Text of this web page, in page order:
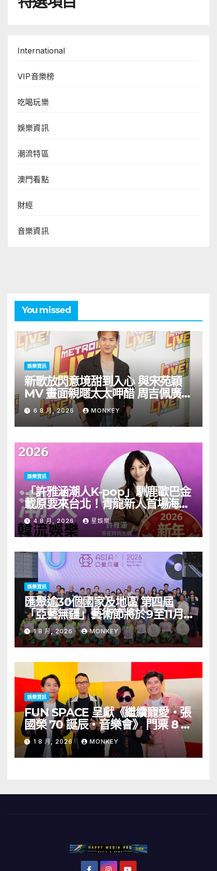
International
VIP音樂榜
吃喝玩樂
娛樂資訊
潮流特區
澳門看點
財經
音樂資訊
You missed
娛樂資訊
新歌放閃意境甜到入心 與宋苑穎
MV 畫面親暱太太呷醋 周吉佩廣州
一日三場熱血 Busking
6 8 月, 2026 MONKEY
娛樂資訊
「許雅涵潮人K-pop」馴鹿歐巴金
載原要來台北！青龍新人首場海外
見面會8/9開搶
4 8 月, 2026 星娛樂
娛樂資訊
匯聚逾30個國家及地區 第四屆
「亞藝無疆」藝術節將於9至11月
舉行 開幕節目《三角演義》音樂會
演出陣容包括王雙駿夥拍恭碩良 聯
同來自蒙古的Uuhai、韓國的
KARDI和泰國的KIKI震懾舞台
1 8 月, 2026 MONKEY
娛樂資訊
FUN SPACE 呈獻《繼續寵愛・張
國榮 70 誕辰・音樂會》 門票 8 月
1 日至 10 日於「健康．旦」優先訂
購
1 8 月, 2026 MONKEY